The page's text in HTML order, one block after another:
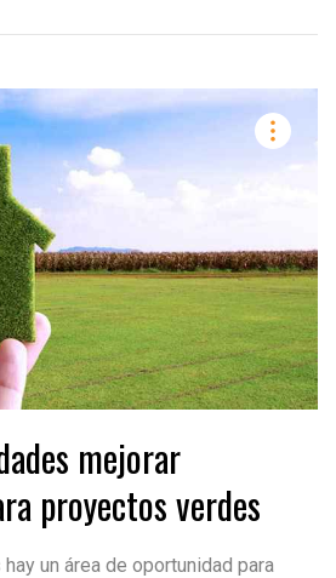
mejorar
proyectos verdes
un área de oportunidad para